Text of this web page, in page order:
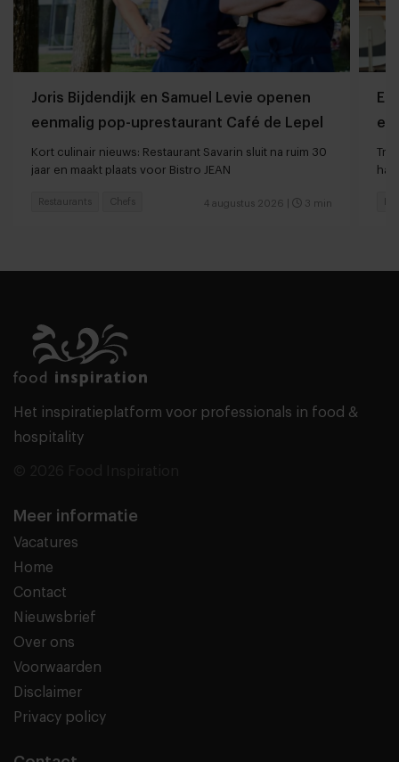
Joris Bijdendijk en Samuel Levie openen
eenmalig pop-uprestaurant Café de Lepel
Kort culinair nieuws: Restaurant Savarin sluit na ruim 30
jaar en maakt plaats voor Bistro JEAN
4 augustus 2026 3 min
Restaurants Chefs
Het inspiratieplatform voor professionals in food &
hospitality
Meer informatie
Vacatures
Home
Contact
Nieuwsbrief
Over ons
Voorwaarden
Disclaimer
Privacy policy